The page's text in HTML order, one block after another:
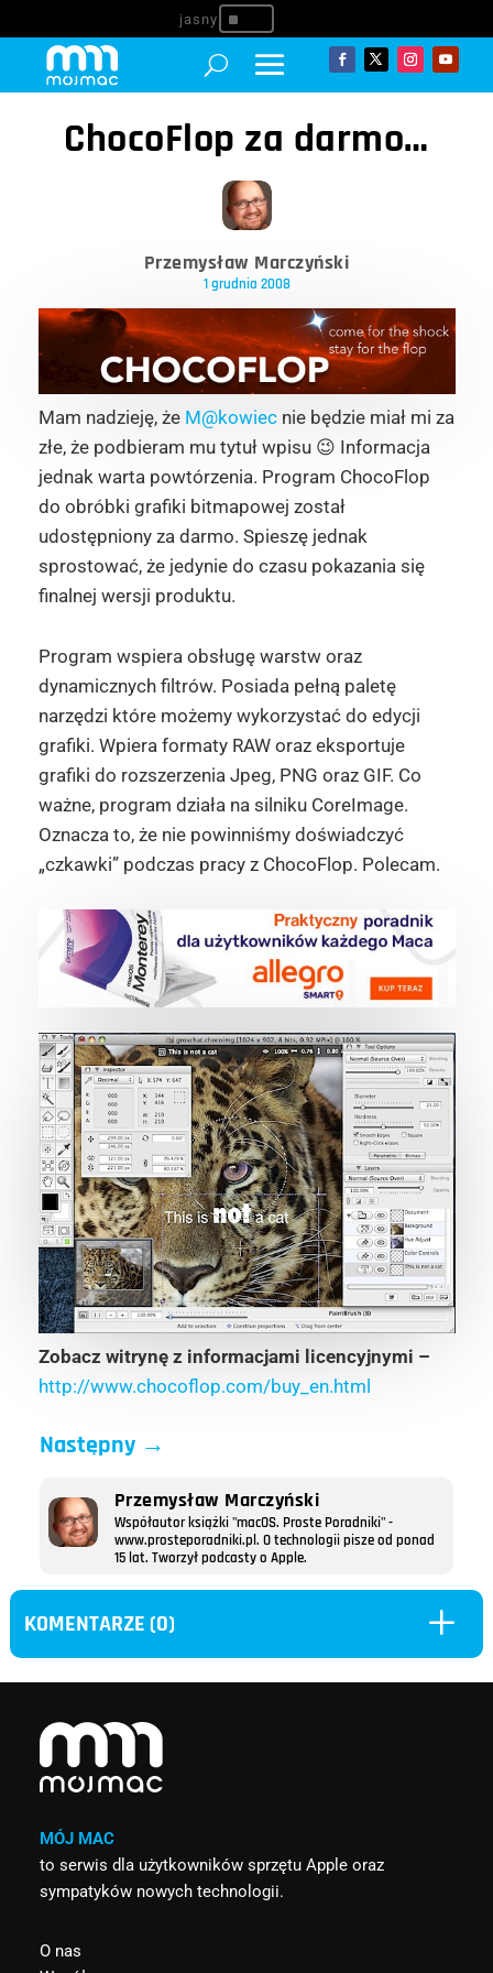
^
ChocoFlop za darmo…
Przemysław Marczyński
1 grudnia 2008
Mam nadzieję, że M@kowiecnie będzie miał mi za
złe, że podbieram mu tytuł wpisu 😉 Informacja
jednak warta powtórzenia. Program ChocoFlop
do obróbki grafiki bitmapowej został
udostępniony za darmo. Spieszę jednak
sprostować, że jedynie do czasu pokazania się
finalnej wersji produktu.
Program wspiera obsługę warstw oraz
dynamicznych filtrów. Posiada pełną paletę
narzędzi które możemy wykorzystać do edycji
grafiki. Wpiera formaty RAW oraz eksportuje
grafiki do rozszerzenia Jpeg, PNG oraz GIF. Co
ważne, program działa na silniku CoreImage.
Oznacza to, że nie powinniśmy doświadczyć
„czkawki” podczas pracy z ChocoFlop. Polecam.
Zobacz witrynę z informacjami licencyjnymi –
http://www.chocoflop.com/buy_en.html
Następny→
Przemysław Marczyński
Współautor książki "macOS. Proste Poradniki" -
www.prosteporadniki.pl. O technologii pisze od ponad
15 lat. Tworzył podcasty o Apple.
KOMENTARZE (0) L
MÓJ MAC
to serwis dla użytkowników sprzętu Apple oraz
sympatyków nowych technologii.
O nas